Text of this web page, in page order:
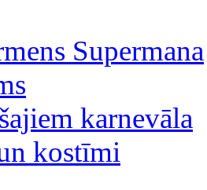
Supermana
karnevāla
kostīmi